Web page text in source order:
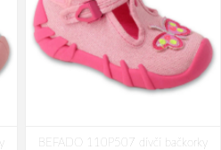
BEFADO 110P507 dívčí bačkorky